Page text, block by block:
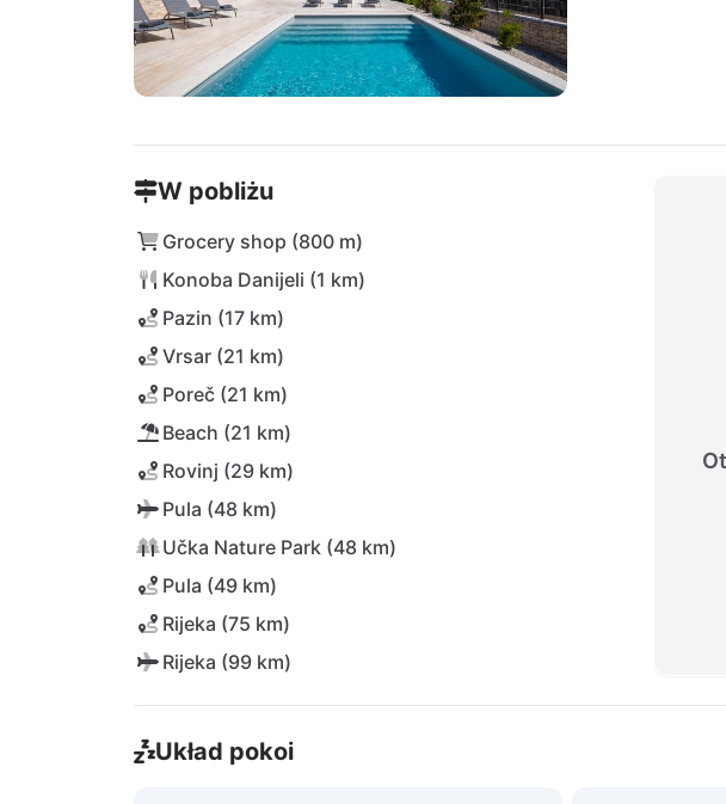
W pobliżu
Grocery shop (800 m)
Konoba Danijeli (1 km)
Pazin (17 km)
Vrsar (21 km)
Poreč (21 km)
Beach (21 km)
Rovinj (29 km)
Pula (48 km)
Učka Nature Park (48 km)
Pula (49 km)
Rijeka (75 km)
Rijeka (99 km)
Układ pokoi